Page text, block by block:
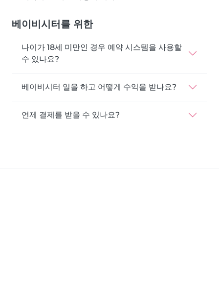
베이비시터를 위한
나이가 18세 미만인 경우 예약 시스템을 사용할
수 있나요?
베이비시터 일을 하고 어떻게 수익을 받나요?
언제 결제를 받을 수 있나요?